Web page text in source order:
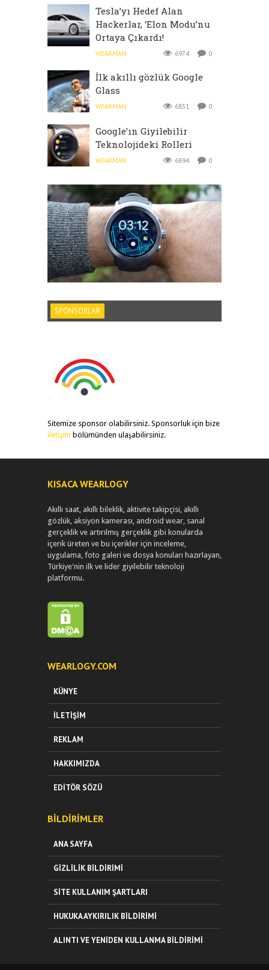
Tesla’yı Hedef Alan
Hackerlar, ‘Elon Modu’nu
Ortaya Çıkardı!
WEARMAN 6974 0
İlk akıllı gözlük Google
Glass
WEARMAN 6851 0
Google’ın Giyilebilir
Teknolojideki Rolleri
WEARMAN 6894 0
SPONSORLAR
Sitemize sponsor olabilirsiniz. Sponsorluk için bize
iletişim bölümünden ulaşabilirsiniz.
KISACA WEARLOGY
Akıllı saat, akıllı bileklik, aktivite takipçisi, akıllı
gözlük, aksiyon kamerası, android wear, sanal
gerçeklik ve artırılmış gerçeklik gibi konularda
içerik üreten ve bu içerikler için inceleme,
uygulama, foto galeri ve dosya konuları hazırlayan,
Türkiye'nin ilk ve lider giyilebilir teknoloji
platformu.
WEARLOGY.COM
KÜNYE
İLETIŞIM
REKLAM
HAKKIMIZDA
EDITÖR SÖZÜ
BILDIRIMLER
ANA SAYFA
GIZLILIK BILDIRIMI
SITE KULLANIM ŞARTLARI
HUKUKA AYKIRILIK BILDIRIMI
ALINTI VE YENIDEN KULLANMA BILDIRIMI